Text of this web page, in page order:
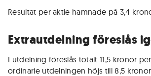
Resultat per aktie hamnade på 3,4
Extrautdelning föreslås
I utdelning föreslås totalt 11,5 kronor
ordinarie utdelningen höjs till 8,5